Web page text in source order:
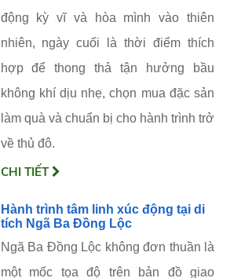
động kỳ vĩ và hòa mình vào thiên
nhiên, ngày cuối là thời điểm thích
hợp để thong thả tận hưởng bầu
không khí dịu nhẹ, chọn mua đặc sản
làm quà và chuẩn bị cho hành trình trở
về thủ đô.
CHI TIẾT
Hành trình tâm linh xúc động tại di
tích Ngã Ba Đồng Lộc
Ngã Ba Đồng Lộc không đơn thuần là
một mốc tọa độ trên bản đồ giao